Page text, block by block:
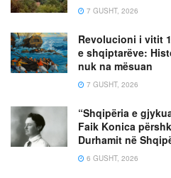
7 GUSHT, 2026
Revolucioni i vitit
e shqiptarëve:
nuk na mësuan
7 GUSHT, 2026
“Shqipëria e
Faik Konica
Durhamit në
6 GUSHT, 2026